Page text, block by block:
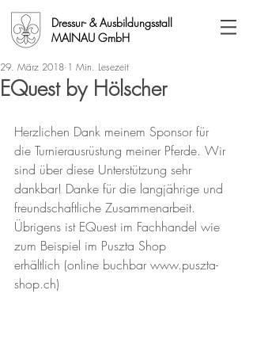
Dressur- & Ausbildungsstall
MAINAU GmbH
EQuest by Hölscher
29. März 2018 1 Min. Lesezeit
Herzlichen Dank meinem Sponsor für
die Turnierausrüstung meiner Pferde. Wir
sind über diese Unterstützung sehr
dankbar! Danke für die langjährige und
freundschaftliche Zusammenarbeit.
Übrigens ist EQuest im Fachhandel wie
zum Beispiel im Puszta Shop
erhältlich (online buchbar www.puszta-
shop.ch)